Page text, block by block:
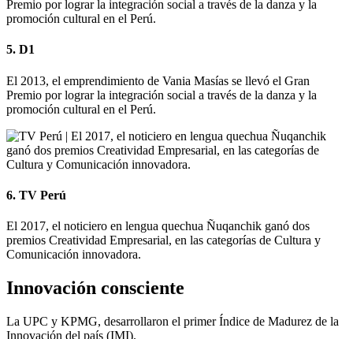
5. D1
El 2013, el emprendimiento de Vania Masías se llevó el Gran
Premio por lograr la integración social a través de la danza y la
promoción cultural en el Perú.
6. TV Perú
El 2017, el noticiero en lengua quechua Ñuqanchik ganó dos
premios Creatividad Empresarial, en las categorías de Cultura y
Comunicación innovadora.
Innovación consciente
La UPC y KPMG, desarrollaron el primer Índice de Madurez de la
Innovación del país (IMI).